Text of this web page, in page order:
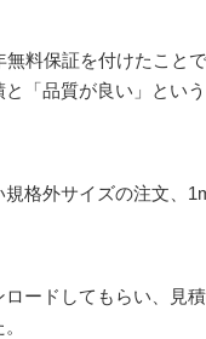
料保証を付けたこと
「品質が良い」という
格外サイズの注文、
ードしてもらい、見